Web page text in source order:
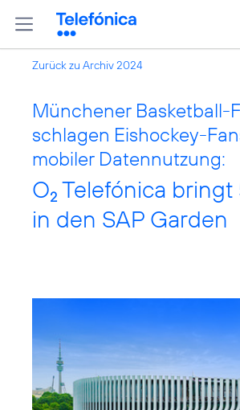
Zurück zu Archiv 2024
Münchener Basketball-
schlagen Eishockey-
mobiler Datennutzung:
O2 Telefónica
in den SAP Garden